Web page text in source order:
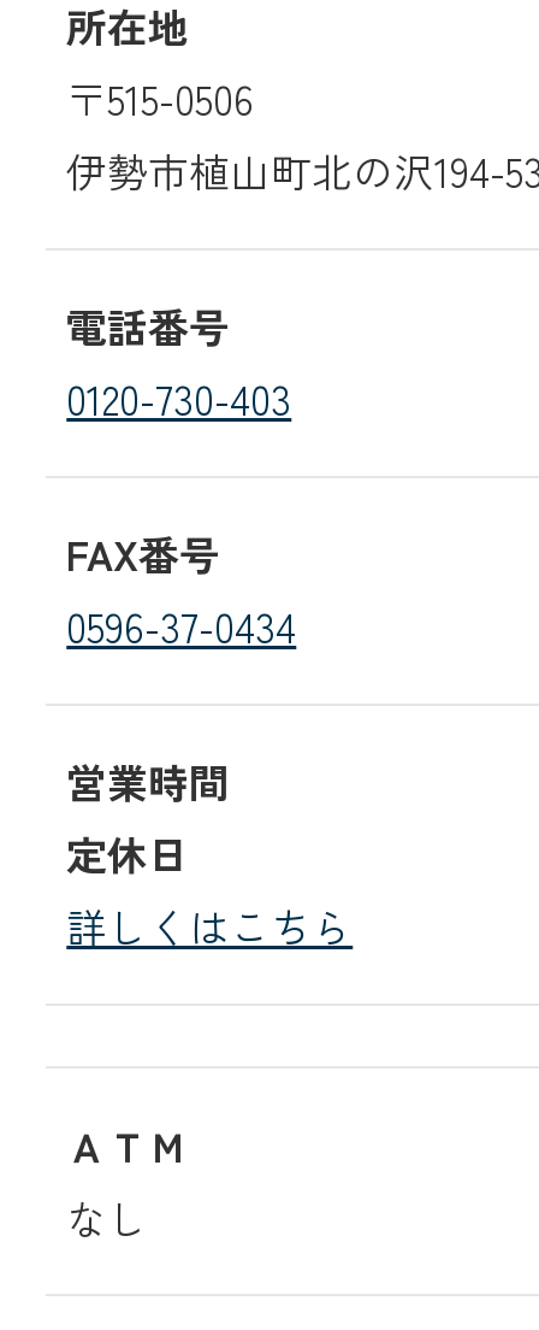
メールでのお
所在地
〒515-0506
伊勢市植山町北の沢194-
電話番号
0120-730-403
FAX番号
0596-37-0434
営業時間
定休日
詳しくはこちら
ＡＴＭ
なし